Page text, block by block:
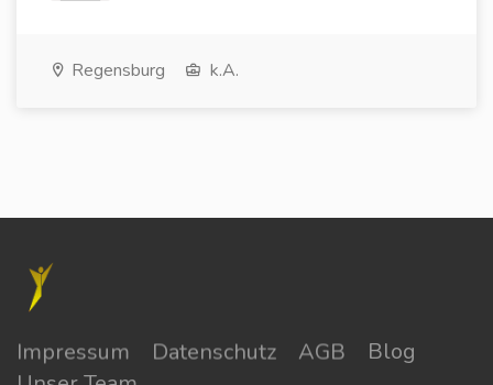
Regensburg k.A.
Impressum Datenschutz AGB
Blog